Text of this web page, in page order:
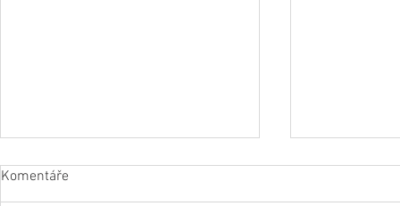
Komentáře